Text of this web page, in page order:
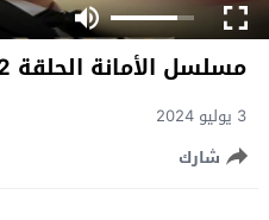
مسلسل الأمانة الحلقة 332 مترجم
3 يوليو 2024
شارك